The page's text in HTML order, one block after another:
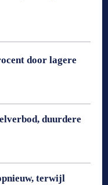
door lagere
duurdere
terwijl